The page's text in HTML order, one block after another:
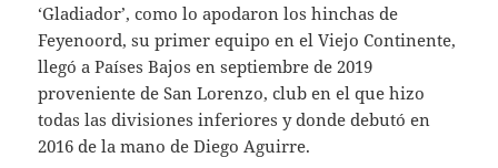
‘Gladiador’, como lo apodaron los hinchas de
Feyenoord, su primer equipo en el Viejo Continente,
llegó a Países Bajos en septiembre de 2019
proveniente de San Lorenzo, club en el que hizo
todas las divisiones inferiores y donde debutó en
2016 de la mano de Diego Aguirre.